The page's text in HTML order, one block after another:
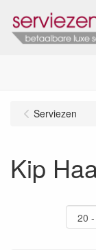
Serviezen
Kip